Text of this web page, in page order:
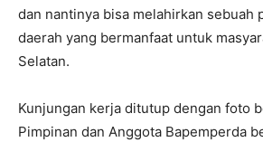
dan nantinya bisa melahirkan sebuah
daerah yang bermanfaat untuk
Selatan.
Kunjungan kerja ditutup dengan foto
Pimpinan dan Anggota Bapemperda